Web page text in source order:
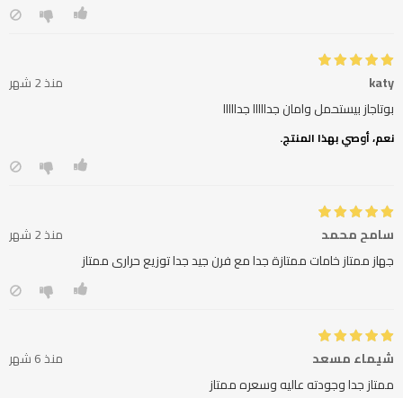
katy
منذ 2 شهر
بوتاجاز بيستحمل وامان جدااااا جدااااا
نعم، أوصي بهذا المنتج.
سامح محمد
منذ 2 شهر
جهاز ممتاز خامات ممتازة جدا مع فرن جيد جدا توزيع حرارى ممتاز
شيماء مسعد
منذ 6 شهر
ممتاز جدا وجودته عاليه وسعره ممتاز